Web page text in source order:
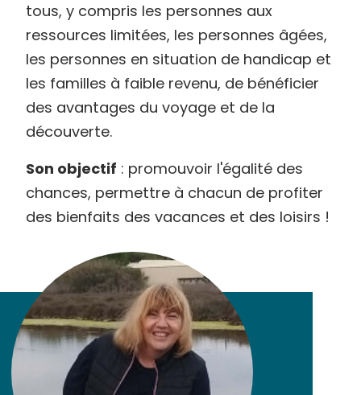
tous, y compris les personnes aux
ressources limitées, les personnes âgées,
les personnes en situation de handicap et
les familles à faible revenu, de bénéficier
des avantages du voyage et de la
découverte.
Son objectif : promouvoir l'égalité des
chances, permettre à chacun de profiter
des bienfaits des vacances et des loisirs !